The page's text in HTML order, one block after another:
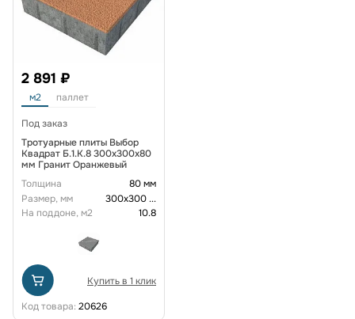
2 891 ₽
м2 паллет
Под заказ
Тротуарные плиты Выбор
Квадрат Б.1.К.8 300х300х80
мм Гранит Оранжевый
Толщина
80 мм
Размер, мм
300х300...
На поддоне, м2
10.8
Купить в 1 клик
Код товара: 20626